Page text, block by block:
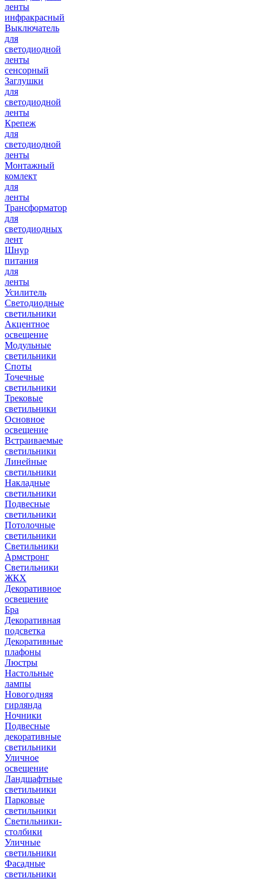
ленты
инфракрасный
Выключатель
для
светодиодной
ленты
сенсорный
Заглушки
для
светодиодной
ленты
Крепеж
для
светодиодной
ленты
Монтажный
комлект
для
ленты
Трансформатор
для
светодиодных
лент
Шнур
питания
для
ленты
Усилитель
Светодиодные
светильники
Акцентное
освещение
Модульные
светильники
Споты
Точечные
светильники
Трековые
светильники
Основное
освещение
Встраиваемые
светильники
Линейные
светильники
Накладные
светильники
Подвесные
светильники
Потолочные
светильники
Светильники
Армстронг
Светильники
ЖКХ
Декоративное
освещение
Бра
Декоративная
подсветка
Декоративные
плафоны
Люстры
Настольные
лампы
Новогодняя
гирлянда
Ночники
Подвесные
декоративные
светильники
Уличное
освещение
Ландшафтные
светильники
Парковые
светильники
Светильники-
столбики
Уличные
светильники
Фасадные
светильники